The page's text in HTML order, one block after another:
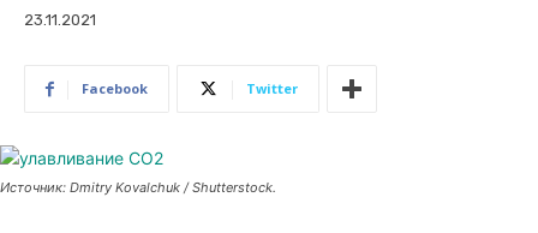
23.11.2021
Facebook Twitter
Источник: Dmitry Kovalchuk / Shutterstock.